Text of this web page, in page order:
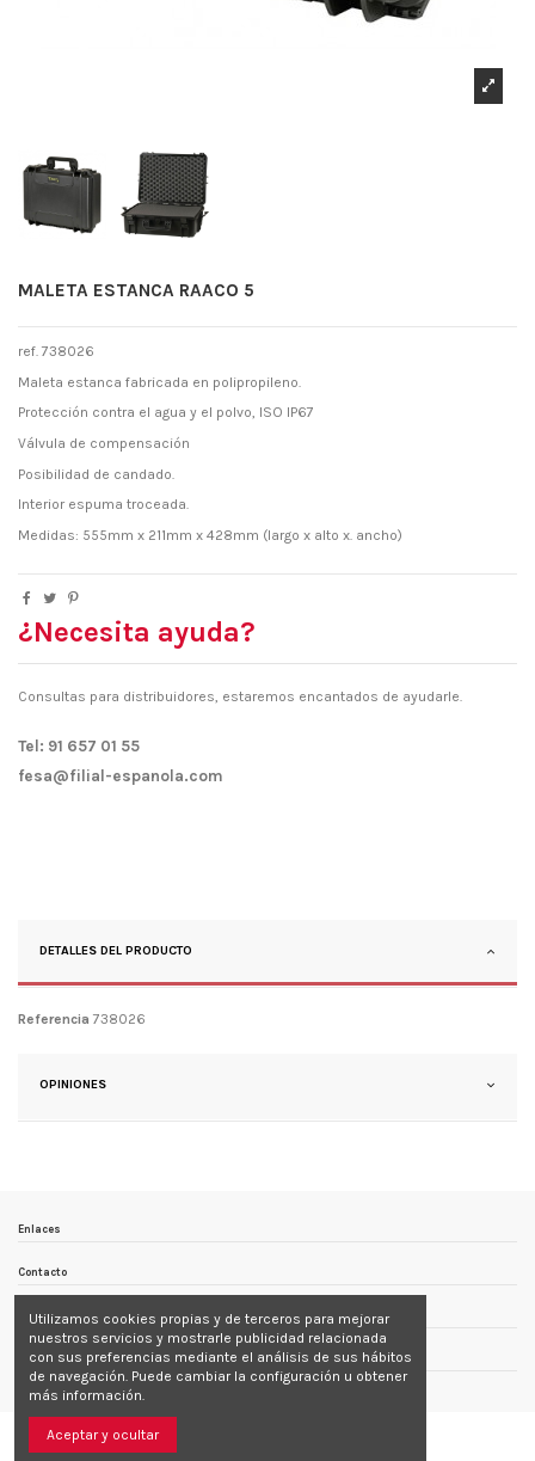
MALETA ESTANCA RAACO 5
ref. 738026
Maleta estanca fabricada en polipropileno.
Protección contra el agua y el polvo, ISO IP67
Válvula de compensación
Posibilidad de candado.
Interior espuma troceada.
Medidas: 555mm x 211mm x 428mm (largo x alto x. ancho)
¿Necesita ayuda?
Consultas para distribuidores, estaremos encantados de ayudarle.
Tel: 91 657 01 55
fesa@filial-espanola.com
DETALLES DEL PRODUCTO
Referencia 738026
OPINIONES
Enlaces
Contacto
Follow us
Newsletter
Utilizamos cookies propias y de terceros para mejorar
nuestros servicios y mostrarle publicidad relacionada
con sus preferencias mediante el análisis de sus hábitos
de navegación. Puede cambiar la configuración u obtener
más información.
Aceptar y ocultar